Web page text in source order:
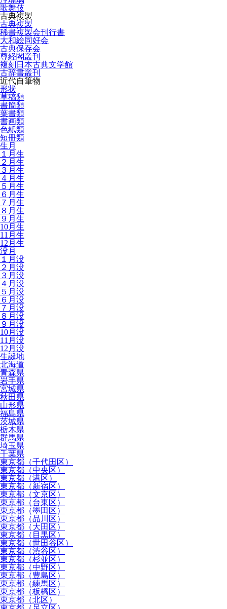
歌舞伎
古典複製
古典複製
稀書複製会刊行書
大和絵同好会
古典保存会
尊経閣叢刊
複刻日本古典文学館
古辞書叢刊
近代自筆物
形状
草稿類
書簡類
葉書類
書画類
色紙類
短冊類
生月
１月生
２月生
３月生
４月生
５月生
６月生
７月生
８月生
９月生
10月生
11月生
12月生
没月
１月没
２月没
３月没
４月没
５月没
６月没
７月没
８月没
９月没
10月没
11月没
12月没
生誕地
北海道
青森県
岩手県
宮城県
秋田県
山形県
福島県
茨城県
栃木県
群馬県
埼玉県
千葉県
東京都（千代田区）
東京都（中央区）
東京都（港区）
東京都（新宿区）
東京都（文京区）
東京都（台東区）
東京都（墨田区）
東京都（品川区）
東京都（大田区）
東京都（目黒区）
東京都（世田谷区）
東京都（渋谷区）
東京都（杉並区）
東京都（中野区）
東京都（豊島区）
東京都（練馬区）
東京都（板橋区）
東京都（北区）